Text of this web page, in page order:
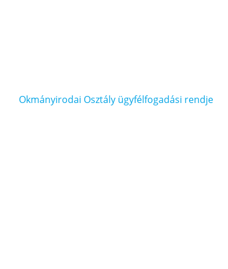
Okmányirodai Osztály ügyfélfogadási rendje